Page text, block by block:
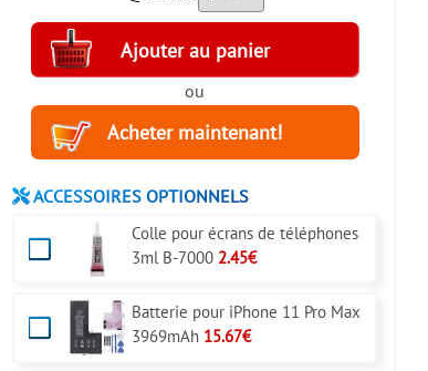
ou
ACCESSOIRES OPTIONNELS
Colle pour écrans de téléphones
3ml B-7000 2.45€
Batterie pour iPhone 11 Pro Max
3969mAh 15.67€